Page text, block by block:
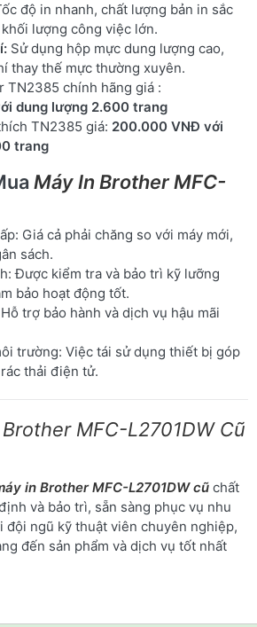
độ in nhanh, chất lượng bản in sắc
lượng công việc lớn.
Sử dụng hộp mực dung lượng cao,
thay thế mực thường xuyên.
TN2385 chính hãng giá :
dung lượng 2.600 trang
TN2385 giá: 200.000 VNĐ với
trang
Máy In Brother MFC-
Giá cả phải chăng so với máy mới,
sách.
Được kiểm tra và bảo trì kỹ lưỡng
bảo hoạt động tốt.
trợ bảo hành và dịch vụ hậu mãi
trường: Việc tái sử dụng thiết bị góp
thải điện tử.
MFC-L2701DW Cũ
in Brother MFC-L2701DW cũ chất
và bảo trì, sẵn sàng phục vụ nhu
đội ngũ kỹ thuật viên chuyên nghiệp,
đến sản phẩm và dịch vụ tốt nhất